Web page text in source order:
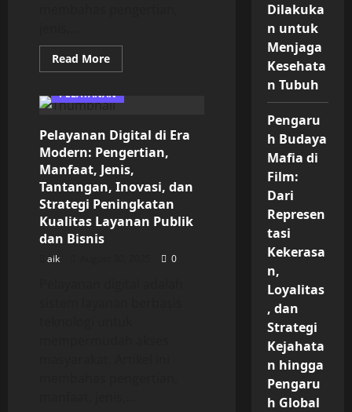
Read MoreRead
more
Publik
Modern:
Pengertian,
Jenis,
Fungsi,
Tantangan,
Inovasi
Digital,
serta
Strategi
Peningkatan
PELAYANAN
Pelayanan Digital di Era
Modern: Pengertian,
Manfaat, Jenis,
Tantangan, Inovasi, dan
Strategi Peningkatan
Kualitas Layanan Publik
dan Bisnis
aik 0
Dilakuka
n untuk
Menjaga
Kesehata
n Tubuh
Pengaru
h Budaya
Mafia di
Film:
Dari
Represen
tasi
Kekerasa
n,
Loyalitas
, dan
Strategi
Kejahata
n hingga
Pengaru
h Global